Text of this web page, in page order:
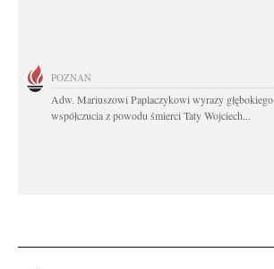
POZNAŃ
Adw. Mariuszowi Paplaczykowi wyrazy głębokiego
współczucia z powodu śmierci Taty Wojciech...